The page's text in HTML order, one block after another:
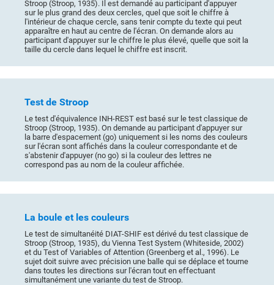
Stroop (Stroop, 1935). Il est demandé au participant d'appuyer
sur le plus grand des deux cercles, quel que soit le chiffre à
l'intérieur de chaque cercle, sans tenir compte du texte qui peut
apparaître en haut au centre de l'écran. On demande alors au
participant d'appuyer sur le chiffre le plus élevé, quelle que soit la
taille du cercle dans lequel le chiffre est inscrit.
Test de Stroop
Le test d'équivalence INH-REST est basé sur le test classique de
Stroop (Stroop, 1935). On demande au participant d'appuyer sur
la barre d'espacement (go) uniquement si les noms des couleurs
sur l'écran sont affichés dans la couleur correspondante et de
s'abstenir d'appuyer (no go) si la couleur des lettres ne
correspond pas au nom de la couleur affichée.
La boule et les couleurs
Le test de simultanéité DIAT-SHIF est dérivé du test classique de
Stroop (Stroop, 1935), du Vienna Test System (Whiteside, 2002)
et du Test of Variables of Attention (Greenberg et al., 1996). Le
sujet doit suivre avec précision une balle qui se déplace et tourne
dans toutes les directions sur l'écran tout en effectuant
simultanément une variante du test de Stroop.